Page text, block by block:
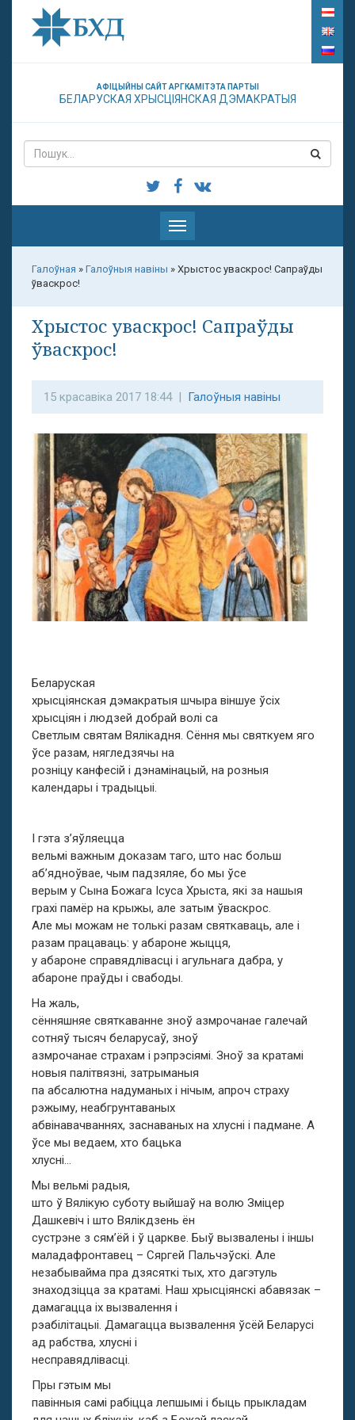
АФІЦЫЙНЫ САЙТ АРГКАМІТЭТА ПАРТЫІ
БЕЛАРУСКАЯ ХРЫСЦІЯНСКАЯ ДЭМАКРАТЫЯ
Паказаць
меню
Галоўная » Галоўныя навіны » Хрыстос уваскрос! Сапраўды
ўваскрос!
Хрыстос уваскрос! Сапраўды
ўваскрос!
15 красавіка 2017 18:44 | Галоўныя навіны
Беларуская
хрысціянская дэмакратыя шчыра віншуе ўсіх
хрысціян і людзей добрай волі са
Светлым святам Вялікадня. Сёння мы святкуем яго
ўсе разам, нягледзячы на
розніцу канфесій і дэнамінацый, на розныя
календары і традыцыі.
І гэта з’яўляецца
вельмі важным доказам таго, што нас больш
аб’ядноўвае, чым падзяляе, бо мы ўсе
верым у Сына Божага Ісуса Хрыста, які за нашыя
грахі памёр на крыжы, але затым ўваскрос.
Але мы можам не толькі разам святкаваць, але і
разам працаваць: у абароне жыцця,
у абароне справядлівасці і агульнага дабра, у
абароне праўды і свабоды.
На жаль,
сённяшняе святкаванне зноў азмрочанае галечай
сотняў тысяч беларусаў, зноў
азмрочанае страхам і рэпрэсіямі. Зноў за кратамі
новыя палітвязні, затрыманыя
па абсалютна надуманых і нічым, апроч страху
рэжыму, неабгрунтаваных
абвінавачваннях, заснаваных на хлусні і падмане. А
ўсе мы ведаем, хто бацька
хлусні…
Мы вельмі радыя,
што ў Вялікую суботу выйшаў на волю Зміцер
Дашкевіч і што Вялікдзень ён
сустрэне з сям’ёй і ў царкве. Быў вызвалены і іншы
маладафронтавец – Сяргей Пальчэўскі. Але
незабывайма пра дзясяткі тых, хто дагэтуль
знаходзіцца за кратамі. Наш хрысціянскі абавязак –
дамагацца іх вызвалення і
рэабілітацыі. Дамагацца вызвалення ўсёй Беларусі
ад рабства, хлусні і
несправядлівасці.
Пры гэтым мы
павінныя самі рабіцца лепшымі і быць прыкладам